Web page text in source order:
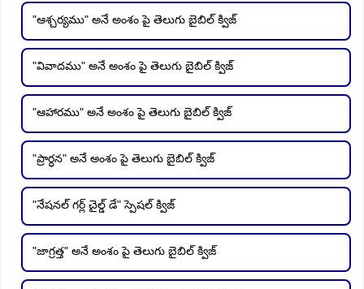
"ఆశ్చర్యము" అనే అంశం పై తెలుగు బైబిల్ క్విజ్
"వివాదము" అనే అంశం పై తెలుగు బైబిల్ క్విజ్
"ఆహారము" అనే అంశం పై తెలుగు బైబిల్ క్విజ్
"ప్రార్ధన" అనే అంశం పై తెలుగు బైబిల్ క్విజ్
"నేషనల్ గర్ల్ చైల్డ్ డే" స్పెషల్ క్విజ్
"జాగ్రత్త" అనే అంశం పై తెలుగు బైబిల్ క్విజ్